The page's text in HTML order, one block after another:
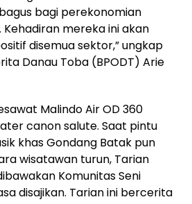
bagi perekonomian
mereka ini akan
disemua sektor,” ungkap
Danau Toba (BPODT) Arie
Malindo Air OD 360
canon salute. Saat pintu
khas Gondang Batak pun
wisatawan turun, Tarian
Komunitas Seni
disajikan. Tarian ini bercerita